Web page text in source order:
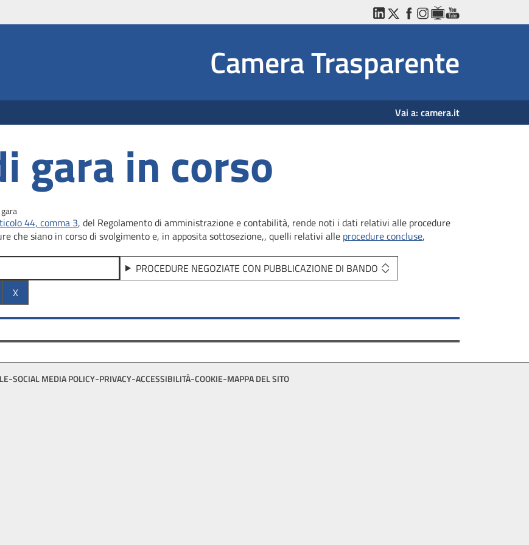
LinkedInTwitterFacebookInstagram
WebTVYouTube
Camera Trasparente
Vai a: camera.it
gara in corso
44, comma 3, del Regolamento di amministrazione e contabilità, rende noti i dati relativi alle procedure
che siano in corso di svolgimento e, in apposita sottosezione,, quelli relativi alle procedure concluse,
PROCEDURE NEGOZIATE CON PUBBLICAZIONE DI BANDO
SOCIAL MEDIA POLICY PRIVACY ACCESSIBILITÀ COOKIE MAPPA DEL SITO